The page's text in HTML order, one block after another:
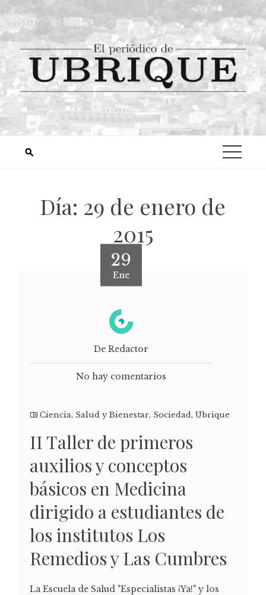
Día: 29 de enero de
2015
29
Ene
De Redactor
No hay comentarios
Ciencia, Salud y Bienestar, Sociedad, Ubrique
II Taller de primeros
auxilios y conceptos
básicos en Medicina
dirigido a estudiantes de
los institutos Los
Remedios y Las Cumbres
La Escuela de Salud "Especialistas ¡Ya!" y los